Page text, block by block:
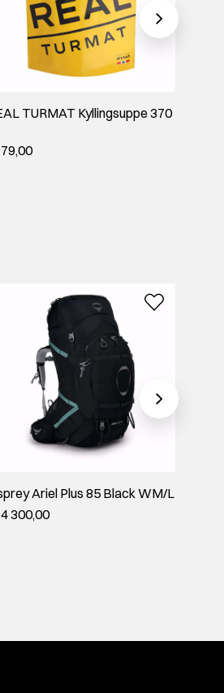
TURMAT Kyllingsuppe 370
Ariel Plus 85 Black WM/L
300,00